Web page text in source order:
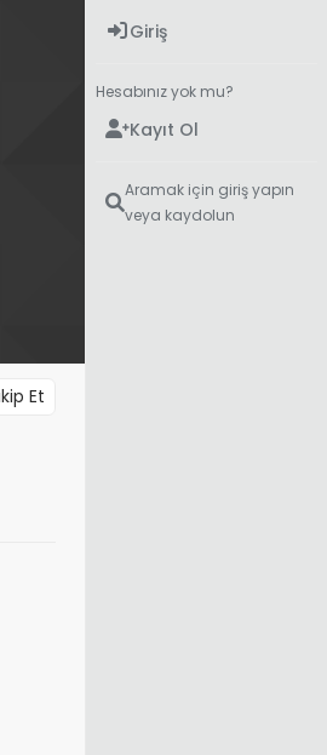
Et
Giriş
Hesabınız yok mu?
Kayıt Ol
Aramak için giriş yapın
veya kaydolun